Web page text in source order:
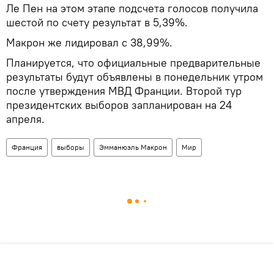
Ле Пен на этом этапе подсчета голосов получила
шестой по счету результат в 5,39%.
Макрон же лидировал с 38,99%.
Планируется, что официальные предварительные
результаты будут объявлены в понедельник утром
после утверждения МВД Франции. Второй тур
президентских выборов запланирован на 24
апреля.
Франция выборы Эмманюэль Макрон Мир